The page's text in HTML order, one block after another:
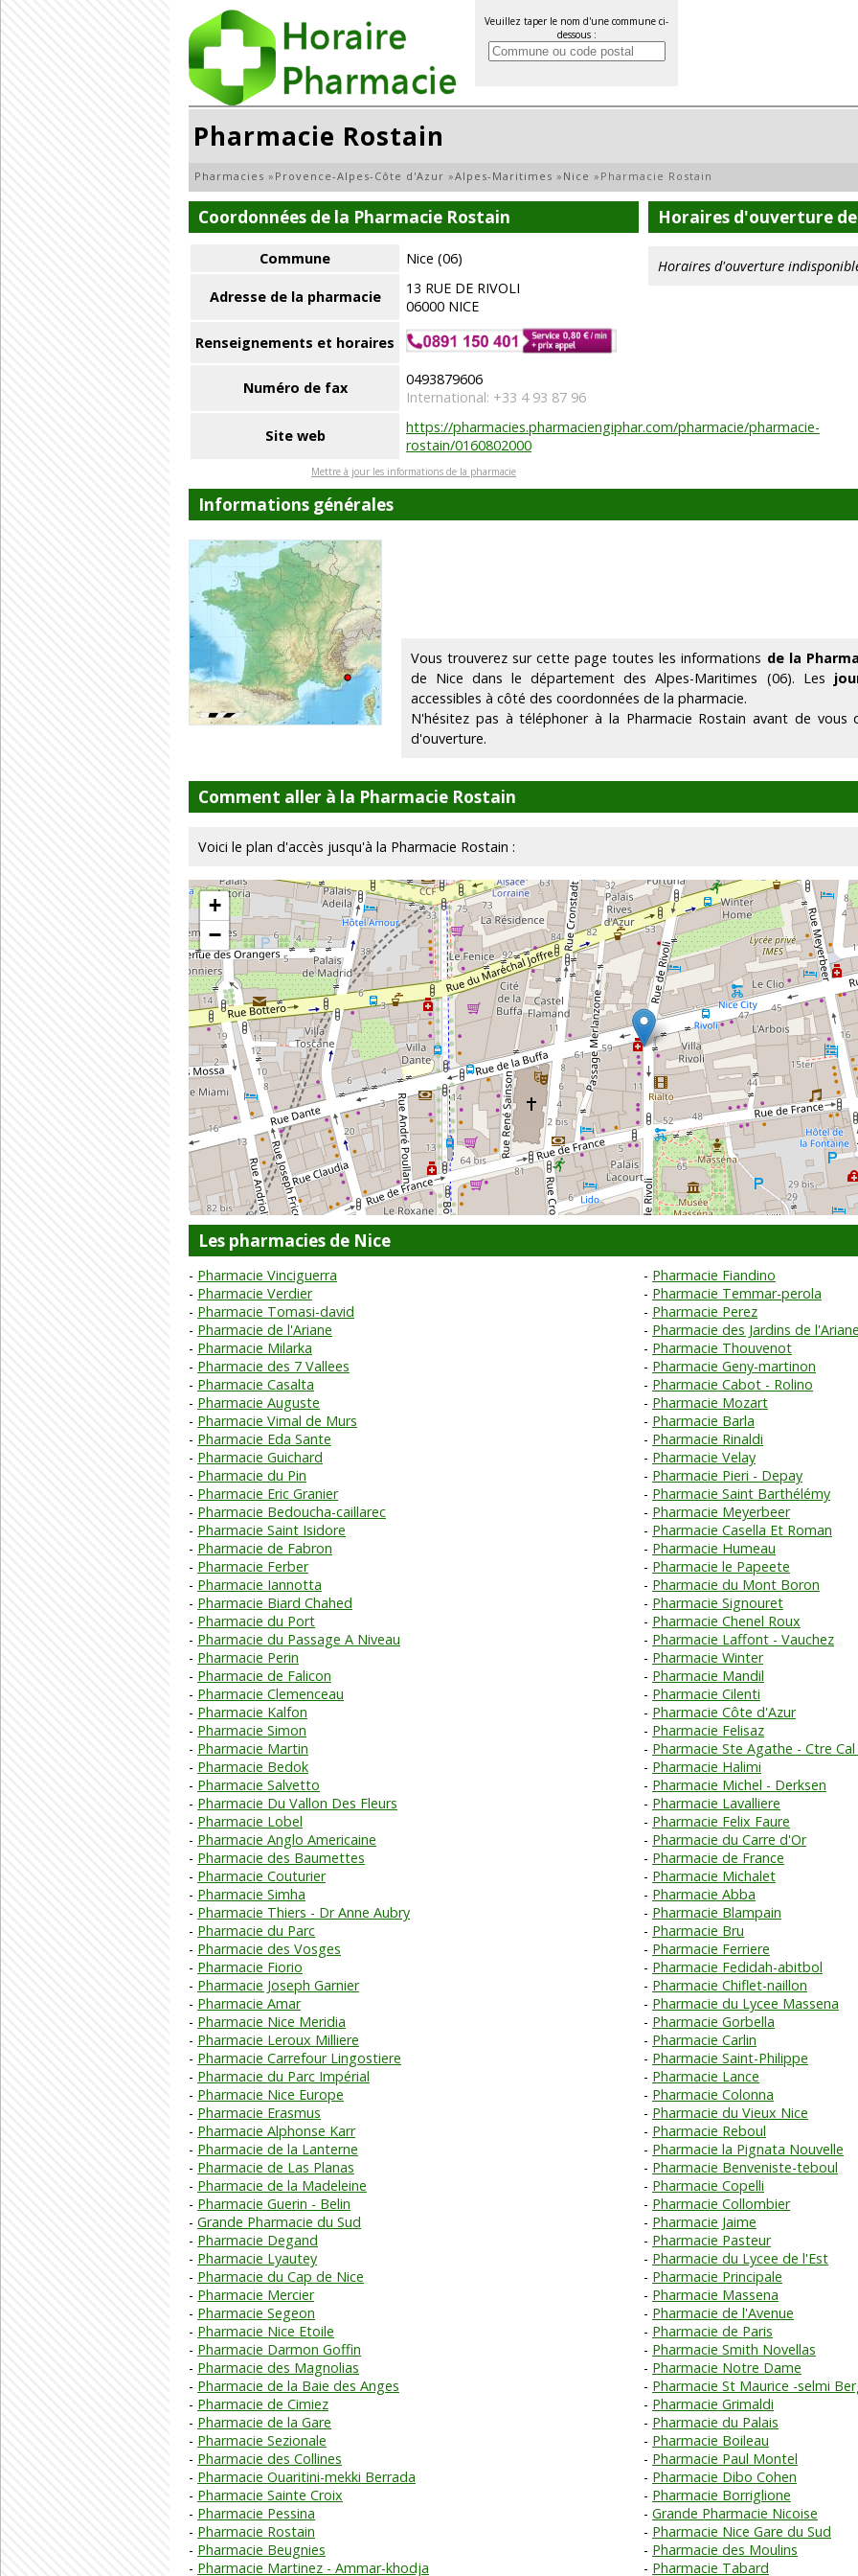
Veuillez taper le nom d'une commune ci-
dessous :
Pharmacie Rostain
Pharmacies » Provence-Alpes-Côte d'Azur »Alpes-Maritimes » Nice » Pharmacie Rostain
Coordonnées de la Pharmacie Rostain
Commune Nice (06)
Adresse de la pharmacie
13 RUE DE RIVOLI
06000 NICE
Renseignements et horaires
Numéro de fax
0493879606
International: +33 4 93 87 96
Site web
https://pharmacies.pharmaciengiphar.com/pharmacie/pharmacie-
rostain/0160802000
Mettre à jour les informations de la pharmacie
Horaires d'ouverture
Horaires d'ouverture
Informations générales
Vous trouverez sur cette page toutes les informations de la
de Nice dans le département des Alpes-Maritimes (06). Les
accessibles à côté des coordonnées de la pharmacie.
N'hésitez pas à téléphoner à la Pharmacie Rostain avant de vous
d'ouverture.
Comment aller à la Pharmacie Rostain
Voici le plan d'accès jusqu'à la Pharmacie Rostain :
+
−
Les pharmacies de Nice
Pharmacie Vinciguerra
Pharmacie Fiandino
Pharmacie Verdier
Pharmacie Temmar-perola
Pharmacie Tomasi-david
Pharmacie Perez
Pharmacie de l'Ariane
Pharmacie des Jardins de
Pharmacie Milarka
Pharmacie Thouvenot
Pharmacie des 7 Vallees
Pharmacie Geny-martinon
Pharmacie Casalta
Pharmacie Cabot - Rolino
Pharmacie Auguste
Pharmacie Mozart
Pharmacie Vimal de Murs
Pharmacie Barla
Pharmacie Eda Sante
Pharmacie Rinaldi
Pharmacie Guichard
Pharmacie Velay
Pharmacie du Pin
Pharmacie Pieri - Depay
Pharmacie Eric Granier
Pharmacie Saint Barthélémy
Pharmacie Bedoucha-caillarec
Pharmacie Meyerbeer
Pharmacie Saint Isidore
Pharmacie Casella Et Roman
Pharmacie de Fabron
Pharmacie Humeau
Pharmacie Ferber
Pharmacie le Papeete
Pharmacie Iannotta
Pharmacie du Mont Boron
Pharmacie Biard Chahed
Pharmacie Signouret
Pharmacie du Port
Pharmacie Chenel Roux
Pharmacie du Passage A Niveau
Pharmacie Laffont - Vauchez
Pharmacie Perin
Pharmacie Winter
Pharmacie de Falicon
Pharmacie Mandil
Pharmacie Clemenceau
Pharmacie Cilenti
Pharmacie Kalfon
Pharmacie Côte d'Azur
Pharmacie Simon
Pharmacie Felisaz
Pharmacie Martin
Pharmacie Ste Agathe - Ctre
Pharmacie Bedok
Pharmacie Halimi
Pharmacie Salvetto
Pharmacie Michel - Derksen
Pharmacie Du Vallon Des Fleurs
Pharmacie Lavalliere
Pharmacie Lobel
Pharmacie Felix Faure
Pharmacie Anglo Americaine
Pharmacie du Carre d'Or
Pharmacie des Baumettes
Pharmacie de France
Pharmacie Couturier
Pharmacie Michalet
Pharmacie Simha
Pharmacie Abba
Pharmacie Thiers - Dr Anne Aubry
Pharmacie Blampain
Pharmacie du Parc
Pharmacie Bru
Pharmacie des Vosges
Pharmacie Ferriere
Pharmacie Fiorio
Pharmacie Fedidah-abitbol
Pharmacie Joseph Garnier
Pharmacie Chiflet-naillon
Pharmacie Amar
Pharmacie du Lycee Massena
Pharmacie Nice Meridia
Pharmacie Gorbella
Pharmacie Leroux Milliere
Pharmacie Carlin
Pharmacie Carrefour Lingostiere
Pharmacie Saint-Philippe
Pharmacie du Parc Impérial
Pharmacie Lance
Pharmacie Nice Europe
Pharmacie Colonna
Pharmacie Erasmus
Pharmacie du Vieux Nice
Pharmacie Alphonse Karr
Pharmacie Reboul
Pharmacie de la Lanterne
Pharmacie la Pignata Nouvelle
Pharmacie de Las Planas
Pharmacie Benveniste-teboul
Pharmacie de la Madeleine
Pharmacie Copelli
Pharmacie Guerin - Belin
Pharmacie Collombier
Grande Pharmacie du Sud
Pharmacie Jaime
Pharmacie Degand
Pharmacie Pasteur
Pharmacie Lyautey
Pharmacie du Lycee de l'Est
Pharmacie du Cap de Nice
Pharmacie Principale
Pharmacie Mercier
Pharmacie Massena
Pharmacie Segeon
Pharmacie de l'Avenue
Pharmacie Nice Etoile
Pharmacie de Paris
Pharmacie Darmon Goffin
Pharmacie Smith Novellas
Pharmacie des Magnolias
Pharmacie Notre Dame
Pharmacie de la Baie des Anges
Pharmacie St Maurice -selmi
Pharmacie de Cimiez
Pharmacie Grimaldi
Pharmacie de la Gare
Pharmacie du Palais
Pharmacie Sezionale
Pharmacie Boileau
Pharmacie des Collines
Pharmacie Paul Montel
Pharmacie Ouaritini-mekki Berrada
Pharmacie Dibo Cohen
Pharmacie Sainte Croix
Pharmacie Borriglione
Pharmacie Pessina
Grande Pharmacie Nicoise
Pharmacie Rostain
Pharmacie Nice Gare du Sud
Pharmacie Beugnies
Pharmacie des Moulins
Pharmacie Martinez - Ammar-khodja
Pharmacie Tabard